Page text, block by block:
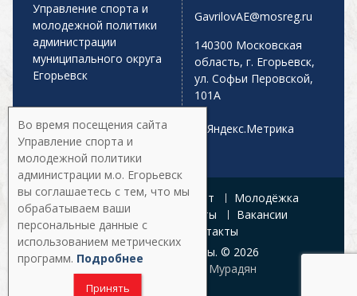
Управление спорта и
молодежной политики
администрации
муниципального округа
Егорьевск
GavrilovAE@mosreg.ru
140300 Московская
область, г. Егорьевск,
ул. Софьи Перовской,
101А
Главная Афиша Спорт
Молодёжка
Управление
Документы
Вакансии
Галерея
Контакты
Все права защищены. © 2026
Разработка:
Армен Мурадян
Во время посещения сайта
Управление спорта и
молодежной политики
администрации м.о. Егорьевск
вы соглашаетесь с тем, что мы
обрабатываем ваши
персональные данные с
использованием метрических
программ. Подробнее